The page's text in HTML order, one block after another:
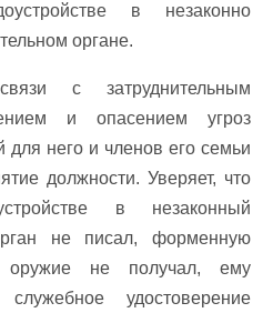
в незаконно
органе.
с затруднительным
и опасением угроз
для него и членов его семьи
должности. Уверяет, что
в незаконный
не писал, форменную
оружие не получал, ему
удостоверение